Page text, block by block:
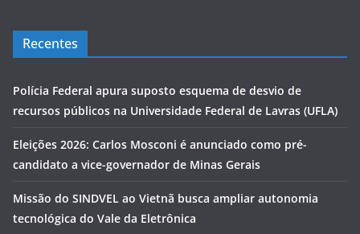
Recentes
Polícia Federal apura suposto esquema de desvio de
recursos públicos na Universidade Federal de Lavras (UFLA)
Eleições 2026: Carlos Mosconi é anunciado como pré-
candidato a vice-governador de Minas Gerais
Missão do SINDVEL ao Vietnã busca ampliar autonomia
tecnológica do Vale da Eletrônica